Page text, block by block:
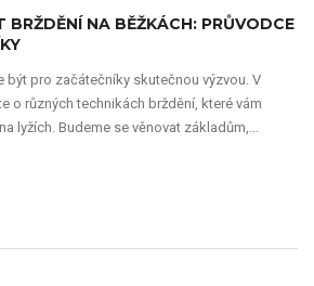
BRŽDĚNÍ NA BĚŽKÁCH: PRŮVODCE
být pro začátečníky skutečnou výzvou. V
o různých technikách brždění, které vám
lyžích. Budeme se věnovat základům,